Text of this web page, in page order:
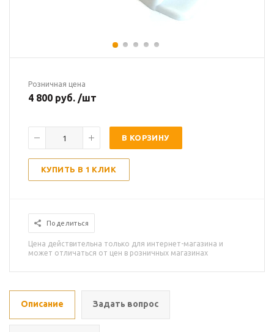
Розничная цена
4 800 руб. /шт
В КОРЗИНУ
КУПИТЬ В 1 КЛИК
Поделиться
Цена действительна только для интернет-магазина и
может отличаться от цен в розничных магазинах
Описание Задать вопрос